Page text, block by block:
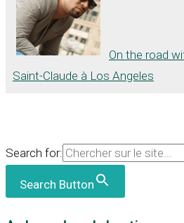
On the road
Saint-Claude à Los Angeles
Search for:
Search Button